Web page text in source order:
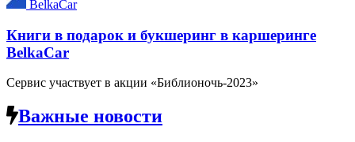
BelkaCar
Книги в подарок и букшеринг в каршеринге
BelkaCar
Сервис участвует в акции «Библионочь-2023»
Важные новости